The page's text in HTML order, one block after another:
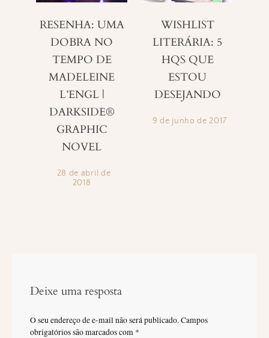
RESENHA: UMA
DOBRA NO
TEMPO DE
MADELEINE
L’ENGL |
DARKSIDE®
GRAPHIC
NOVEL
28 de abril de
2018
WISHLIST
LITERÁRIA: 5
HQS QUE
ESTOU
DESEJANDO
9 de junho de 2017
Deixe uma resposta
O seu endereço de e-mail não será publicado.Campos
obrigatórios são marcados com *